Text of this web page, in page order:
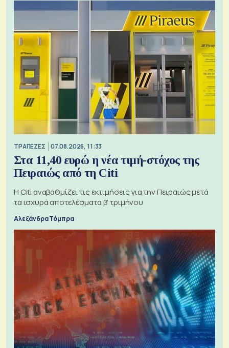
ΤΡΑΠΕΖΕΣ 07.08.2026, 11:33
Στα 11,40 ευρώ η νέα τιμή-στόχος της
Πειραιώς από τη Citi
Η Citi αναβαθμίζει τις εκτιμήσεις για την Πειραιώς μετά
τα ισχυρά αποτελέσματα β' τριμήνου
Αλεξάνδρα Τόμπρα